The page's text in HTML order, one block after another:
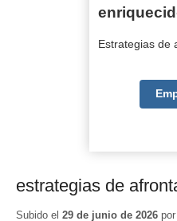
Estrategias de
estrategias de
Subido el 29 de junio de 2026 por